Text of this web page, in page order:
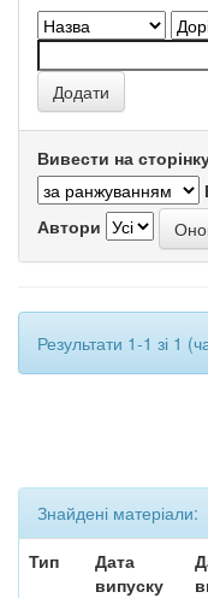
Вивести на
Автори
Результати 1-1 зі 1
Знайдені матеріали:
Тип
Дата
випуску